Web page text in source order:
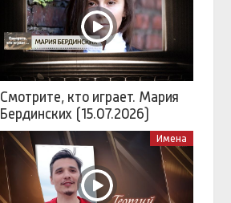
Смотрите, кто играет. Мария
Бердинских (15.07.2026)
Имена